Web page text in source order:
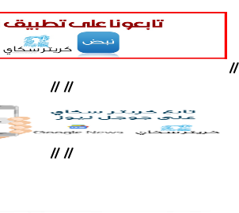
//
//
//
//
//